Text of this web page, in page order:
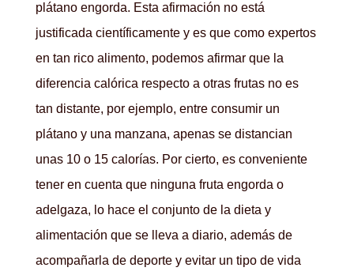
plátano engorda. Esta afirmación no está
justificada científicamente y es que como expertos
en tan rico alimento, podemos afirmar que la
diferencia calórica respecto a otras frutas no es
tan distante, por ejemplo, entre consumir un
plátano y una manzana, apenas se distancian
unas 10 o 15 calorías. Por cierto, es conveniente
tener en cuenta que ninguna fruta engorda o
adelgaza, lo hace el conjunto de la dieta y
alimentación que se lleva a diario, además de
acompañarla de deporte y evitar un tipo de vida